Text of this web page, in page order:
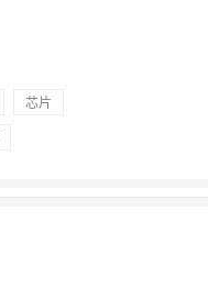
芯片